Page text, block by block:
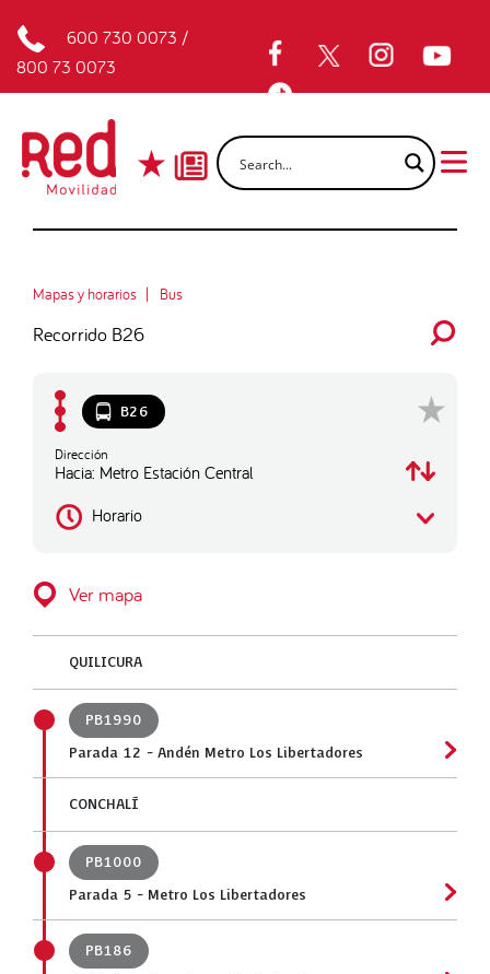
600 730 0073 /
800 73 0073
Mapas y horarios Bus
Recorrido B26
B26
Dirección
Hacia: Metro Estación Central
Horario
Ver mapa
QUILICURA
PB1990
Parada 12 - Andén Metro Los Libertadores
CONCHALÍ
PB1000
Parada 5 - Metro Los Libertadores
PB186